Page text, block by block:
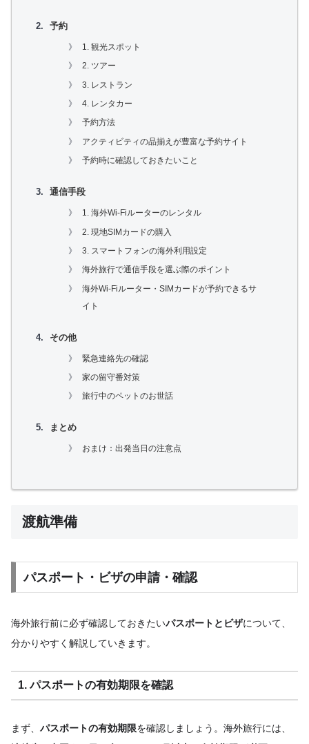
予約
1. 観光スポット
2. ツアー
3. レストラン
4. レンタカー
予約方法
アクティビティの品揃えが豊富な予約サイト
予約時に確認しておきたいこと
通信手段
1. 海外Wi-Fiルーターのレンタル
2. 現地SIMカードの購入
3. スマートフォンの海外利用設定
海外旅行で通信手段を選ぶ際のポイント
海外Wi-Fiルーター・SIMカードが予約できるサ
イト
その他
緊急連絡先の確認
家の留守番対策
旅行中のペットのお世話
まとめ
おまけ：出発当日の注意点
渡航準備
パスポート・ビザの申請・確認
海外旅行前に必ず確認しておきたいパスポートとビザについて、
分かりやすく解説していきます。
1. パスポートの有効期限を確認
まず、 パスポートの有効期限を確認しましょう。海外旅行には、